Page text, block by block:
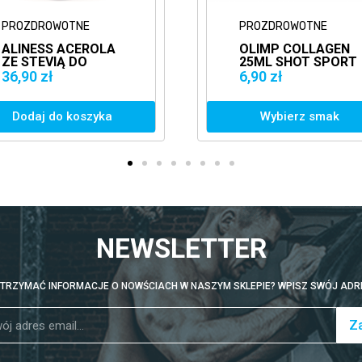
OLIMP COLLAGEN
25ML SHOT SPORT
KOLAGEN PEPTYDY
NEWSLETTER
INFORMACJE O NOWŚCIACH W NASZYM SKLEPIE? WPISZ SWÓJ